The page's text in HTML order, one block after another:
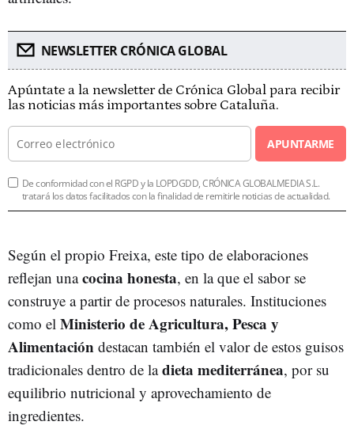
NEWSLETTER CRÓNICA GLOBAL
Apúntate a la newsletter de Crónica Global para recibir
las noticias más importantes sobre Cataluña.
APUNTARME
De conformidad con el RGPD y la LOPDGDD, CRÓNICA GLOBALMEDIA S.L.
tratará los datos facilitados con la finalidad de remitirle noticias de actualidad.
Según el propio Freixa, este tipo de elaboraciones
reflejan unacocina honesta, en la que el sabor se
construye a partir de procesos naturales. Instituciones
como el Ministerio de Agricultura, Pesca y
Alimentación destacan también el valor de estos guisos
tradicionales dentro de ladieta mediterránea, por su
equilibrio nutricional y aprovechamiento de
ingredientes.